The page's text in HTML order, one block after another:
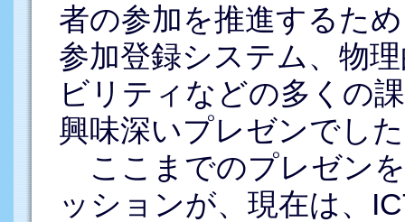
者の参加を推進するた
参加登録システム、物
ビリティなどの多くの
興味深いプレゼンでし
ここまでのプレゼン
ッションが、現在は、